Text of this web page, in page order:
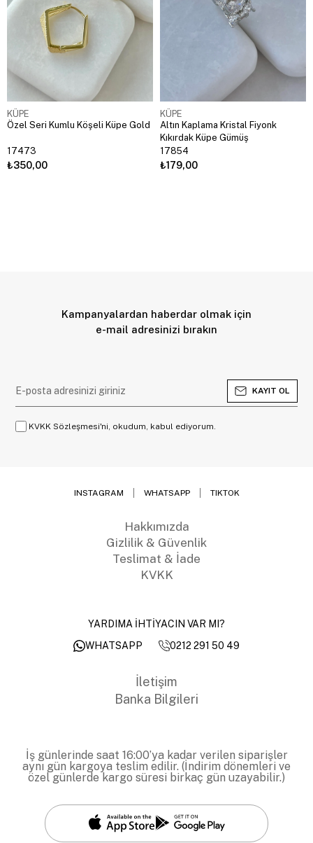
KÜPE
Özel Seri Kumlu Köşeli Küpe Gold
17473
₺350,00
KÜPE
Altın Kaplama Kristal Fiyonk
Kıkırdak Küpe Gümüş
17854
₺179,00
Kampanyalardan haberdar olmak için
e-mail adresinizi bırakın
KAYIT OL
KVKK Sözleşmesi'ni, okudum, kabul ediyorum.
INSTAGRAM WHATSAPP TIKTOK
Hakkımızda
Gizlilik & Güvenlik
Teslimat & İade
KVKK
YARDIMA İHTİYACIN VAR MI?
WHATSAPP
0212 291 50 49
İletişim
Banka Bilgileri
İş günlerinde saat 16:00’ya kadar verilen siparişler
aynı gün kargoya teslim edilir. (İndirim dönemleri ve
özel günlerde kargo süresi birkaç gün uzayabilir.)